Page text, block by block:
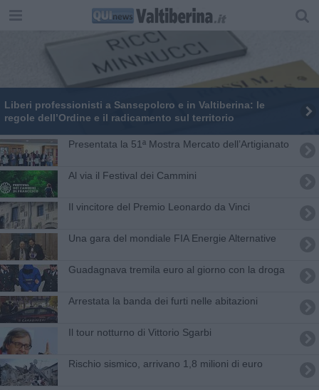
Liberi professionisti a Sansepolcro e in Valtiberina: le
regole dell’Ordine e il radicamento sul territorio
​Presentata la 51ª Mostra Mercato dell’Artigianato
Al via il Festival dei Cammini
Il vincitore del Premio Leonardo da Vinci
Una gara del mondiale FIA Energie Alternative
Guadagnava tremila euro al giorno con la droga
Arrestata la banda dei furti nelle abitazioni
Il tour notturno di Vittorio Sgarbi
Rischio sismico, arrivano 1,8 milioni di euro